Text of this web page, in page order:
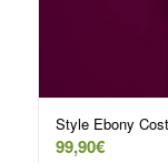
Style Ebony
99,90€